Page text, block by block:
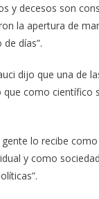
y decesos son
la apertura de
días”.
dijo que una de
como científico
lo recibe
y como